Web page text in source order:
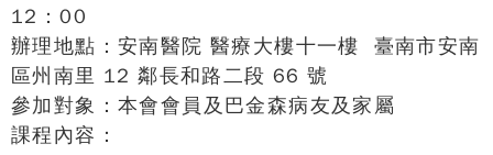
12：00
辦理地點：安南醫院 醫療大樓十一樓 臺南市安南
區州南里 12 鄰長和路二段 66 號
參加對象：本會會員及巴金森病友及家屬
課程內容：